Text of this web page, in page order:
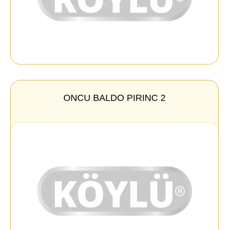
ONCU BALDO PIRINC 2